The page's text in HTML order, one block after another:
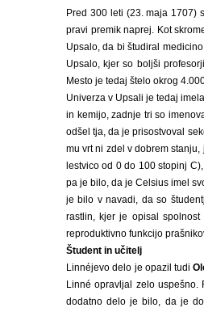
Pred 300 leti (23. maja 1707)
pravi premik naprej. Kot
Upsalo, da bi študiral
Upsalo, kjer so boljši
Mesto je tedaj štelo okrog
Univerza v Upsali je tedaj
in kemijo, zadnje tri so
odšel tja, da je prisostvoval
mu vrt ni zdel v dobrem
lestvico od 0 do 100 stopinj
pa je bilo, da je Celsius imel
je bilo v navadi, da so
rastlin, kjer je opisal
reproduktivno funkcijo
Študent in učitelj
Linnéjevo delo je opazil tudi
Linné opravljal zelo
dodatno delo je bilo, da je